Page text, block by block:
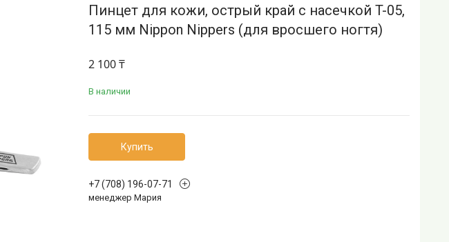
Пинцет для кожи, острый край с насечкой T-05,
115 мм Nippon Nippers (для вросшего ногтя)
2 100 ₸
В наличии
Купить
+7 (708) 196-07-71
менеджер Мария